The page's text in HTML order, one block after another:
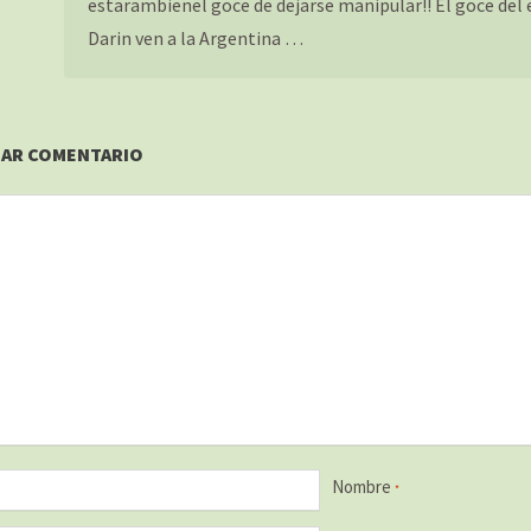
estarambienel goce de dejarse manipular!! El goce del
Darin ven a la Argentina …
COMENTARIO
Nombre *